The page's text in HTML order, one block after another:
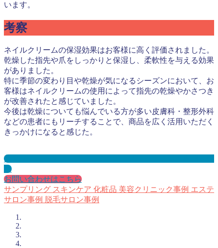
います。
考察
ネイルクリームの保湿効果はお客様に高く評価されました。
乾燥した指先や爪をしっかりと保湿し、柔軟性を与える効果
がありました。
特に季節の変わり目や乾燥が気になるシーズンにおいて、お
客様はネイルクリームの使用によって指先の乾燥やかさつき
が改善されたと感じていました。
今後は乾燥についても悩んでいる方が多い皮膚科・整形外科
などの患者にもリーチすることで、商品を広く活用いただく
きっかけになると感じた。
美容クリニックサンプリングとは？メリット３選と事例を紹
介
お問い合わせはこちら
サンプリング スキンケア 化粧品 美容クリニック事例 エステ
サロン事例 脱毛サロン事例